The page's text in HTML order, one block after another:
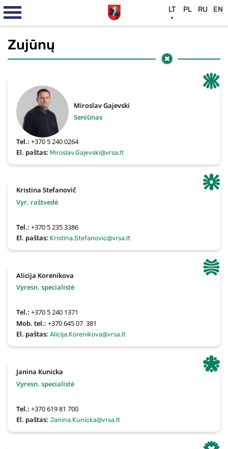
Zujūnų
Miroslav Gajevski
Seniūnas
Tel.:+370 5 240 0264
El. paštas: Miroslav.Gajevski@vrsa.lt
Kristina Stefanovič
Vyr. raštvedė
Tel.:+370 5 235 3386
El. paštas: Kristina.Stefanovic@vrsa.lt
Alicija Korenikova
Vyresn. specialistė
Tel.:+370 5 240 1371
Mob. tel.:+370 645 07  381
El. paštas:Alicija.Korenikova@vrsa.lt
Janina Kunicka
Vyresn. specialistė
Tel.:+370 619 81 700
El. paštas:Janina.Kunicka@vrsa.lt
LT PL RU EN